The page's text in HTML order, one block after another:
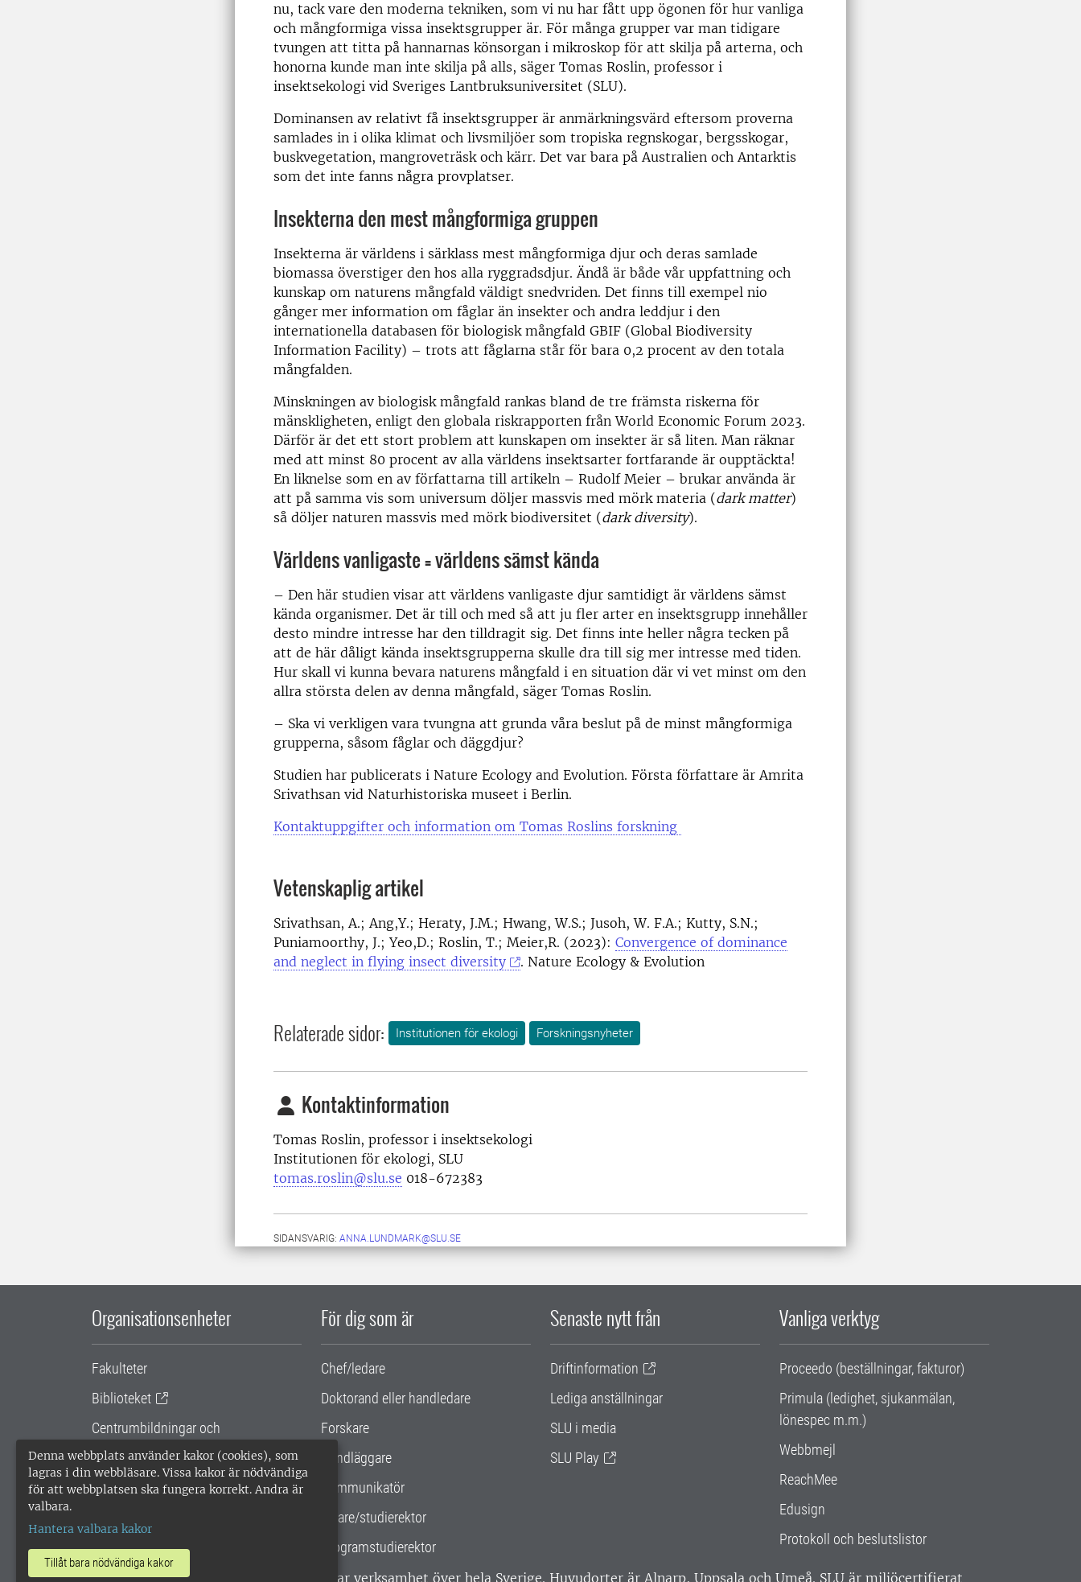
Denna webbplats använder kakor (cookies), som
lagras i din webbläsare. Vissa kakor är nödvändiga
för att webbplatsen ska fungera korrekt. Andra är
valbara.
Hantera valbara kakor
Tillåt bara nödvändiga kakor
nu, tack vare den moderna tekniken, som vi nu har fått upp ögonen för hur vanliga
och mångformiga vissa insektsgrupper är. För många grupper var man tidigare
tvungen att titta på hannarnas könsorgan i mikroskop för att skilja på arterna, och
honorna kunde man inte skilja på alls, säger Tomas Roslin, professor i
insektsekologi vid Sveriges Lantbruksuniversitet (SLU).
Dominansen av relativt få insektsgrupper är anmärkningsvärd eftersom proverna
samlades in i olika klimat och livsmiljöer som tropiska regnskogar, bergsskogar,
buskvegetation, mangroveträsk och kärr. Det var bara på Australien och Antarktis
som det inte fanns några provplatser.
Insekterna den mest mångformiga gruppen
Insekterna är världens i särklass mest mångformiga djur och deras samlade
biomassa överstiger den hos alla ryggradsdjur. Ändå är både vår uppfattning och
kunskap om naturens mångfald väldigt snedvriden. Det finns till exempel nio
gånger mer information om fåglar än insekter och andra leddjur i den
internationella databasen för biologisk mångfald GBIF (Global Biodiversity
Information Facility) – trots att fåglarna står för bara 0,2 procent av den totala
mångfalden.
Minskningen av biologisk mångfald rankas bland de tre främsta riskerna för
mänskligheten, enligt den globala riskrapporten från World Economic Forum 2023.
Därför är det ett stort problem att kunskapen om insekter är så liten. Man räknar
med att minst 80 procent av alla världens insektsarter fortfarande är oupptäckta!
En liknelse som en av författarna till artikeln – Rudolf Meier – brukar använda är
att på samma vis som universum döljer massvis med mörk materia (dark matter)
så döljer naturen massvis med mörk biodiversitet (dark diversity).
Världens vanligaste = världens sämst kända
– Den här studien visar att världens vanligaste djur samtidigt är världens sämst
kända organismer. Det är till och med så att ju fler arter en insektsgrupp innehåller
desto mindre intresse har den tilldragit sig. Det finns inte heller några tecken på
att de här dåligt kända insektsgrupperna skulle dra till sig mer intresse med tiden.
Hur skall vi kunna bevara naturens mångfald i en situation där vi vet minst om den
allra största delen av denna mångfald, säger Tomas Roslin.
– Ska vi verkligen vara tvungna att grunda våra beslut på de minst mångformiga
grupperna, såsom fåglar och däggdjur?
Studien har publicerats i Nature Ecology and Evolution. Första författare är Amrita
Srivathsan vid Naturhistoriska museet i Berlin.
Kontaktuppgifter och information om Tomas Roslins forskning
Vetenskaplig artikel
Srivathsan, A.; Ang,Y.; Heraty, J.M.; Hwang, W.S.; Jusoh, W. F.A.; Kutty, S.N.;
Puniamoorthy, J.; Yeo,D.; Roslin, T.; Meier,R. (2023): Convergence of dominance
and neglect in flying insect diversity
. Nature Ecology & Evolution
Relaterade sidor: Institutionen för ekologi Forskningsnyheter
Kontaktinformation
Tomas Roslin, professor i insektsekologi
Institutionen för ekologi, SLU
tomas.roslin@slu.se 018-672383
SIDANSVARIG: ANNA.LUNDMARK@SLU.SE
Organisationsenheter
Fakulteter
Biblioteket
Centrumbildningar och
samarbetsprojekt
Gemensamma verksamhetsstödet
För dig som är
Chef/ledare
Doktorand eller handledare
Forskare
Handläggare
Kommunikatör
Lärare/studierektor
Programstudierektor
Senaste nytt från
Driftinformation
Lediga anställningar
SLU i media
SLU Play
Vanliga verktyg
Proceedo (beställningar, fakturor)
Primula (ledighet, sjukanmälan,
lönespec m.m.)
Webbmejl
ReachMee
Edusign
Protokoll och beslutslistor
SLU, Sveriges lantbruksuniversitet, har verksamhet över hela Sverige. Huvudorter är Alnarp, Uppsala och Umeå. SLU är miljöcertifierat